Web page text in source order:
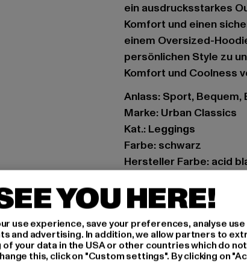
ein ausdrucksstarkes
Komfort und einen
einem Oversized-
persönlichen Style zu
Komfort und Coolness
Anlass: Sport, Bequem,
Marke: Urban Classics
Kat.: Leggings
Farbe: schwarz
Hersteller Farbe: acid
Art.Nr: TB1276-00706
Hersteller: TB
Dr.-Robert-Murjahn-
YOU HERE!
use experience, save your preferences, analyse
and advertising. In addition, we allow partners to
your data in the USA or other countries which do
this, click on "Custom settings". By clicking on